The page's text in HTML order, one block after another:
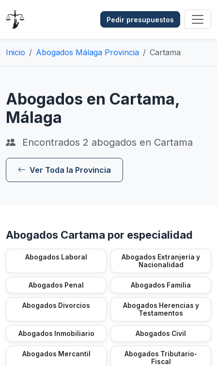
Pedir presupuestos
Inicio Abogados Málaga Provincia Cartama
Abogados en Cartama,
Málaga
Encontrados 2 abogados en Cartama
Ver Toda la Provincia
Abogados Cartama por especialidad
Abogados Laboral
Abogados Extranjería y
Nacionalidad
Abogados Penal Abogados Familia
Abogados Divorcios
Abogados Herencias y
Testamentos
Abogados Inmobiliario Abogados Civil
Abogados Mercantil
Abogados Tributario-
Fiscal